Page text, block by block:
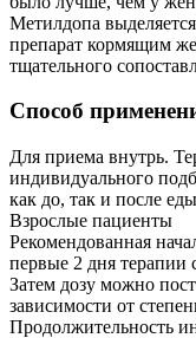
Метилдопа
препарат кормящим
тщательного
Способ
Для приема внутрь.
индивидуального
как до, так и после
Взрослые пациенты
Рекомендованная
первые 2 дня терапии
Затем дозу можно
зависимости от
Продолжительность